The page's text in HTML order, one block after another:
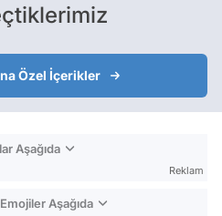
Özel İçerikler
Aşağıda
Reklam
Aşağıda